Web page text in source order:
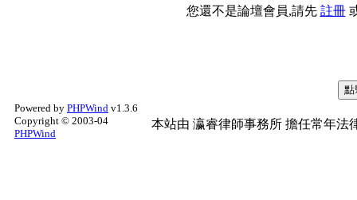
您還不是論壇會員,請先 註冊
Powered by PHPWind v1.3.6
Copyright © 2003-04
PHPWind
本站由 瀛睿律師事務所 擔任常年法